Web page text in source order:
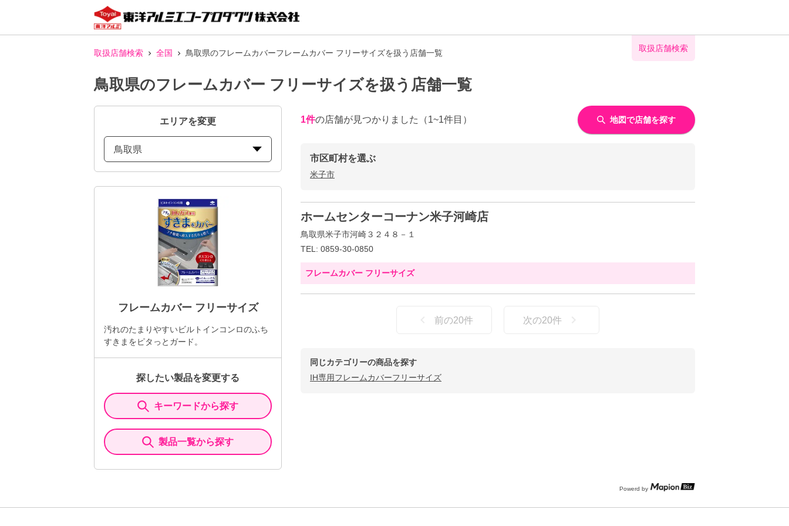
取扱店舗検索 全国 鳥取県のフレームカバーフレームカバー フリーサイズを扱う店舗一覧 取扱店舗検索
鳥取県のフレームカバー フリーサイズを扱う店舗一覧
エリアを変更
鳥取県
フレームカバー フリーサイズ
汚れのたまりやすいビルトインコンロのふち
すきまをピタっとガード。
探したい製品を変更する
キーワードから探す
製品一覧から探す
1件の店舗が見つかりました （1~1件目） 地図で店舗を探す
市区町村を選ぶ
米子市
ホームセンターコーナン米子河崎店
鳥取県米子市河崎３２４８－１
TEL: 0859-30-0850
フレームカバー フリーサイズ
前の20件 次の20件
同じカテゴリーの商品を探す
IH専用フレームカバーフリーサイズ
Powerd by